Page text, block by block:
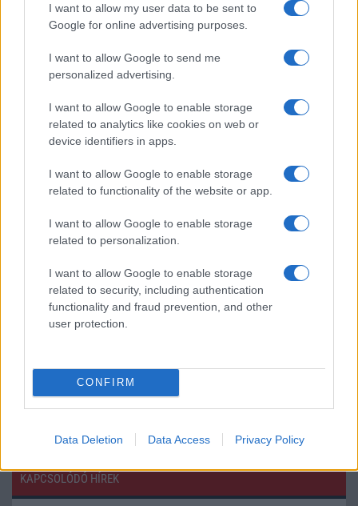
I want to allow my user data to be sent to
Google for online advertising purposes.
I want to allow Google to send me
personalized advertising.
I want to allow Google to enable storage
related to analytics like cookies on web or
device identifiers in apps.
I want to allow Google to enable storage
related to functionality of the website or app.
I want to allow Google to enable storage
related to personalization.
I want to allow Google to enable storage
related to security, including authentication
functionality and fraud prevention, and other
user protection.
CONFIRM
Data Deletion Data Access Privacy Policy
csúcsmobilokról
2026.06.29| Phone Arena
A szeptemberi eseményen az iPhone 18 Pro modellek
mellett a régóta pletykált hajlítható iPhone Ultra is
bemutatkozhat, miközben az áremelésekről szóló
Az Android rejtett automatizmusai: hat
funkció, amely észrevétlenül könnyíti
2026.06.14| Android Police
Sok felhasználó külön alkalmazásokra esküszik, pedig az
Android már évek óta olyan intelligens funkciókat kínál,
amelyek maguktól dolgoznak a háttérben.
Ez a rejtett Samsung funkció teljesen
megváltoztatja a mobilhasználatot –
sokan mégsem tudnak róla
2026.07.12
miközben a Pixel telefonokból továbbra is hiányzik.
KAPCSOLÓDÓ HÍREK